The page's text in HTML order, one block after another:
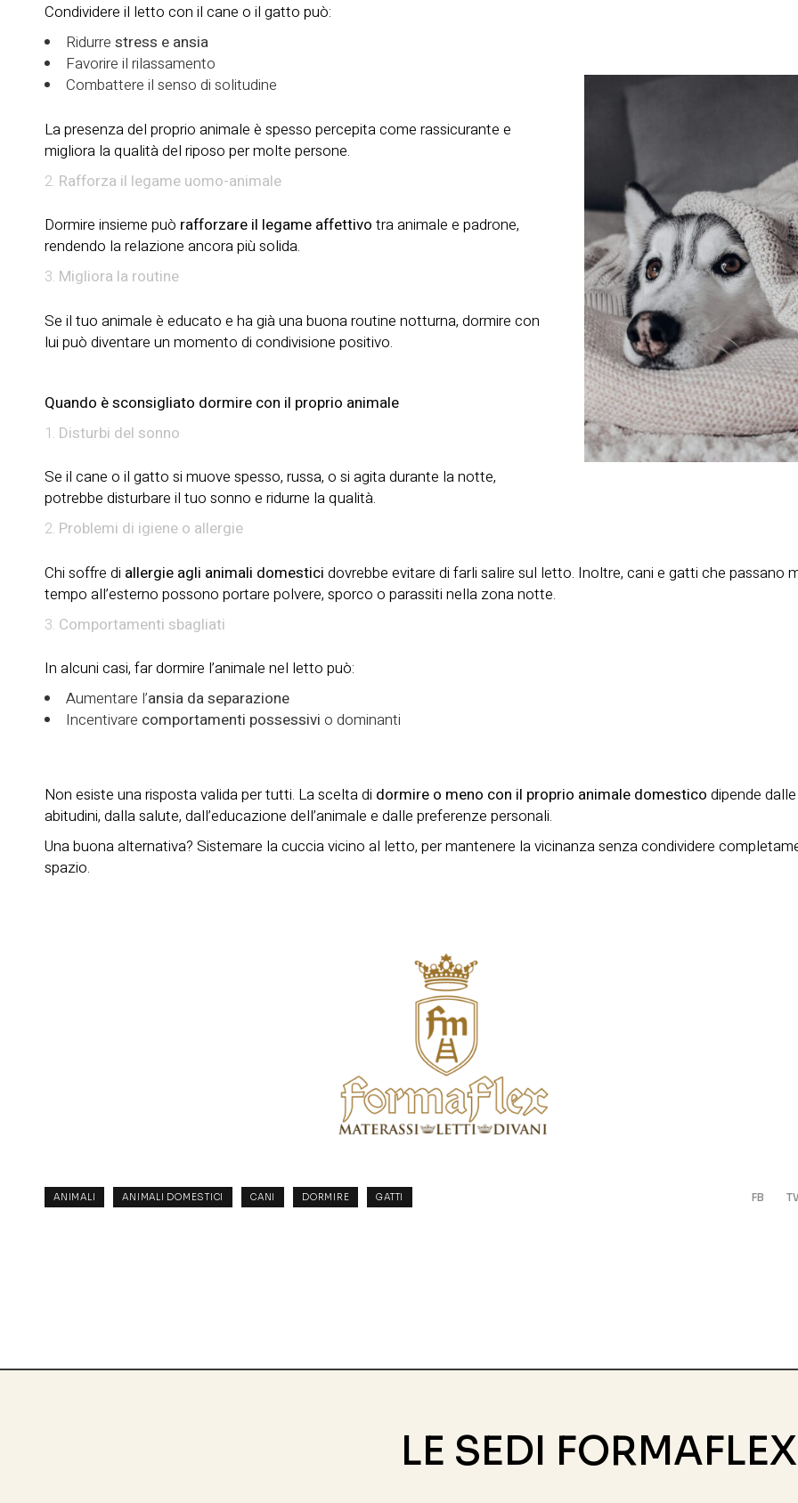
Condividere il letto con il cane o il gatto può:
Ridurre stress e ansia
Favorire il rilassamento
Combattere il senso di solitudine
La presenza del proprio animale è spesso percepita come rassicurante e
migliora la qualità del riposo per molte persone.
Rafforza il legame uomo-animale
Dormire insieme può rafforzare il legame affettivo tra animale e padrone,
rendendo la relazione ancora più solida.
Migliora la routine
Se il tuo animale è educato e ha già una buona routine notturna, dormire con
lui può diventare un momento di condivisione positivo.
Quando è sconsigliato dormire con il proprio animale
Disturbi del sonno
Se il cane o il gatto si muove spesso, russa, o si agita durante la notte,
potrebbe disturbare il tuo sonno e ridurne la qualità.
Problemi di igiene o allergie
Chi soffre di allergie agli animali domestici dovrebbe evitare di farli salire sul letto. Inoltre, cani e gatti che passano
tempo all’esterno possono portare polvere, sporco o parassiti nella zona notte.
Comportamenti sbagliati
In alcuni casi, far dormire l’animale nel letto può:
Aumentare l’ansia da separazione
Incentivare comportamenti possessivi o dominanti
Non esiste una risposta valida per tutti. La scelta di dormire o meno con il proprio animale domestico dipende dalle
abitudini, dalla salute, dall’educazione dell’animale e dalle preferenze personali.
Una buona alternativa? Sistemare la cuccia vicino al letto, per mantenere la vicinanza senza condividere
spazio.
ANIMALI ANIMALI DOMESTICI CANI DORMIRE GATTI FB
LE SEDI FORMAFLEX